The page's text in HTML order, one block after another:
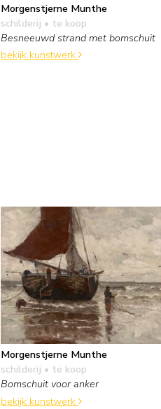
Morgenstjerne Munthe
schilderij • te koop
Besneeuwd strand met bomschuit
bekijk kunstwerk
Morgenstjerne Munthe
schilderij • te koop
Bomschuit voor anker
bekijk kunstwerk